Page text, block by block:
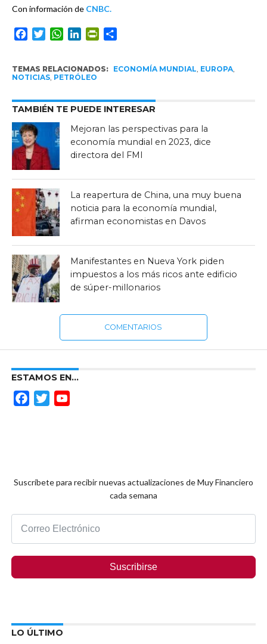
Con información de CNBC.
Facebook
TwitterWhatsApp
LinkedInPrintFriendly
TEMAS RELACIONADOS: ECONOMÍA MUNDIAL, EUROPA,
NOTICIAS, PETRÓLEO
TAMBIÉN TE PUEDE INTERESAR
Mejoran las perspectivas para la
economía mundial en 2023, dice
directora del FMI
La reapertura de China, una muy buena
noticia para la economía mundial,
afirman economistas en Davos
Manifestantes en Nueva York piden
impuestos a los más ricos ante edificio
de súper-millonarios
COMENTARIOS
ESTAMOS EN…
FacebookTwitter
Suscríbete para recibir nuevas actualizaciones de Muy Financiero
cada semana
Suscribirse
LO ÚLTIMO